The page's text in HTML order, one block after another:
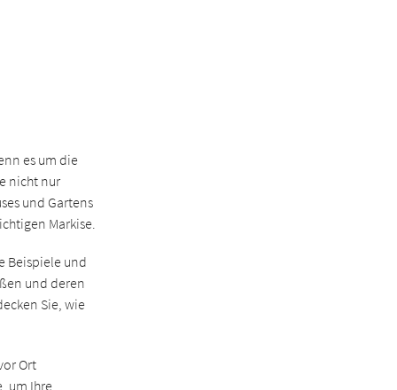
es um die
nicht nur
und Gartens
Markise.
Beispiele und
und deren
Sie, wie
Ort
um Ihre